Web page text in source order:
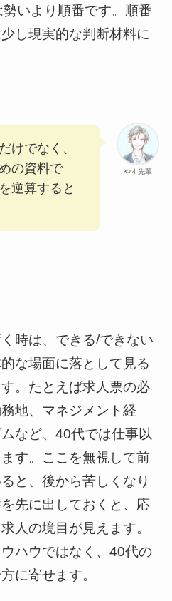
いより順番です。順番
し現実的な判断材料に
やす先輩
けでなく、
の資料で
逆算すると
時は、できる/できない
な場面に落として見る
。たとえば求人票の必
地、マネジメント経
など、40代では仕事以
す。ここを無視して前
と、後から苦しくなり
先に出しておくと、応
人の境目が見えます。
ハウではなく、40代の
に寄せます。